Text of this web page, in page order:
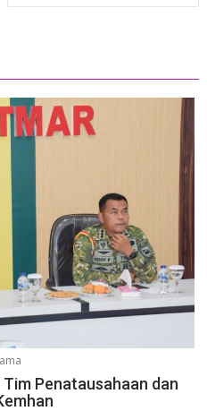
Penatausahaan dan